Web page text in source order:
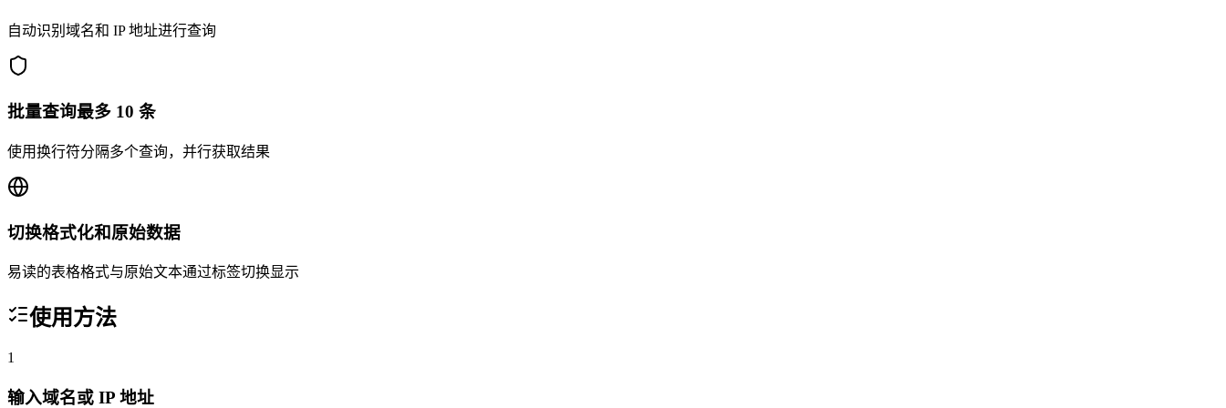
自动识别域名和 IP 地址进行查询
批量查询最多 10 条
使用换行符分隔多个查询，并行获取结果
切换格式化和原始数据
易读的表格格式与原始文本通过标签切换显示
使用方法
1
输入域名或 IP 地址